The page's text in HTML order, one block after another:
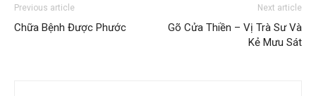
Previous article
Chữa Bệnh Được Phước
Next article
Gõ Cửa Thiền – Vị Trà Sư Và
Kẻ Mưu Sát